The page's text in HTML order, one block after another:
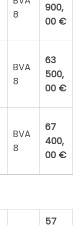
8
900,
00 €
BVA
8
63
500,
00 €
BVA
8
67
400,
00 €
57